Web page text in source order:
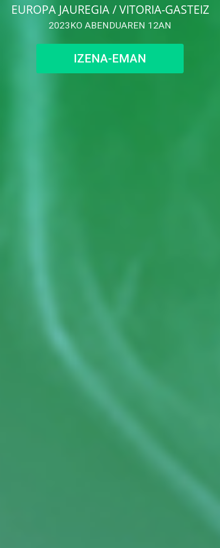
EUROPA JAUREGIA / VITORIA-GASTEIZ
2023KO ABENDUAREN 12AN
IZENA-EMAN